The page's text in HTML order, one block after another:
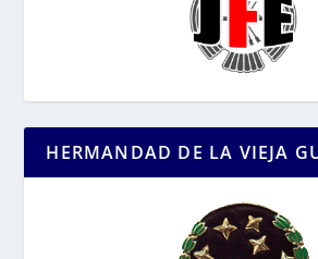
HERMANDAD DE LA VIEJA